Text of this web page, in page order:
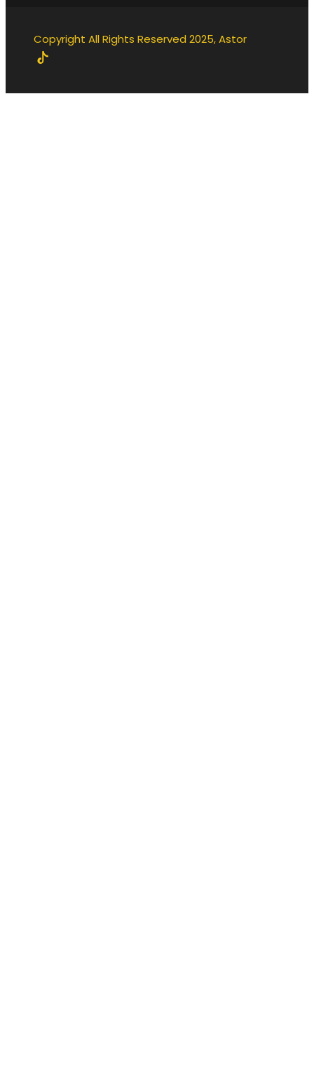
Copyright All Rights Reserved 2025, Astor